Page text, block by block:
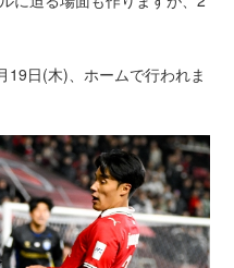
19日(木)、ホームで行われま